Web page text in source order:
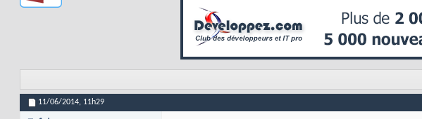
11/06/2014, 11h29